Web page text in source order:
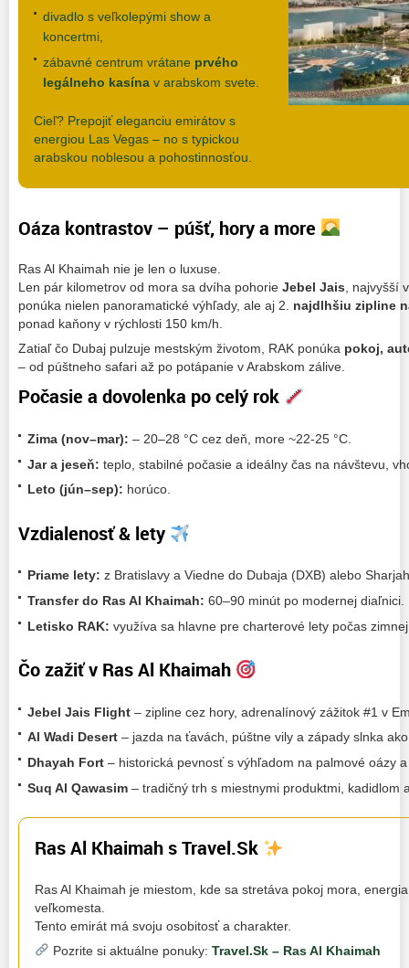
divadlo s veľkolepými show a
koncertmi,
zábavné centrum vrátane prvého
legálneho kasína v arabskom svete.
Cieľ? Prepojiť eleganciu emirátov s
energiou Las Vegas – no s typickou
arabskou noblesou a pohostinnosťou.
Oáza kontrastov – púšť, hory a more
Ras Al Khaimah nie je len o luxuse.
Len pár kilometrov od mora sa dvíha pohorie Jebel Jais , najvyšší
ponúka nielen panoramatické výhľady, ale aj 2. najdlhšiu zipline
ponad kaňony v rýchlosti 150 km/h.
Zatiaľ čo Dubaj pulzuje mestským životom, RAK ponúka pokoj,
– od púštneho safari až po potápanie v Arabskom zálive.
Počasie a dovolenka po celý rok
Zima (nov–mar): – 20–28 °C cez deň, more ~22-25 °C.
Jar a jeseň: teplo, stabilné počasie a ideálny čas na návštevu,
Leto (jún–sep): horúco.
Vzdialenosť & lety
Priame lety: z Bratislavy a Viedne do Dubaja (DXB) alebo
Transfer do Ras Al Khaimah: 60–90 minút po modernej diaľnici.
Letisko RAK: využíva sa hlavne pre charterové lety počas
Čo zažiť v Ras Al Khaimah
Jebel Jais Flight – zipline cez hory, adrenalínový zážitok #1 v
Al Wadi Desert – jazda na ťavách, púštne vily a západy slnka
Dhayah Fort – historická pevnosť s výhľadom na palmové oázy
Suq Al Qawasim – tradičný trh s miestnymi produktmi, kadidlom
Ras Al Khaimah s Travel.Sk
Ras Al Khaimah je miestom, kde sa stretáva pokoj mora,
veľkomesta.
Tento emirát má svoju osobitosť a charakter.
Pozrite si aktuálne ponuky:Travel.Sk – Ras Al Khaimah